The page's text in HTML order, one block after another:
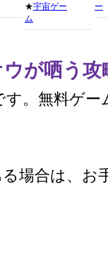
★宇宙ゲー
ム
ー
が哂う
。無料ゲー
場合は、お